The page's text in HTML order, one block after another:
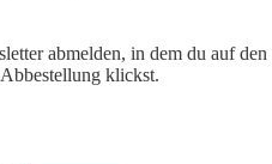
abmelden, in dem du auf den
klickst.